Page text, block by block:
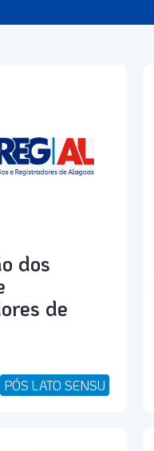
dos
de
PÓS LATO SENSU